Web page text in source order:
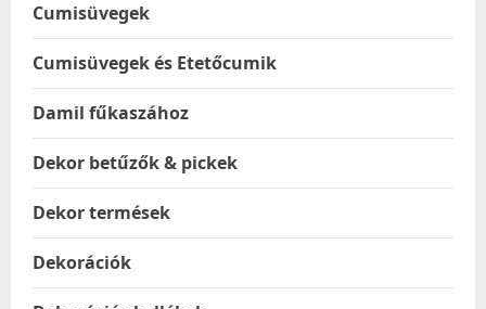
Cumisüvegek
Cumisüvegek és Etetőcumik
Damil fűkaszához
Dekor betűzők & pickek
Dekor termések
Dekorációk